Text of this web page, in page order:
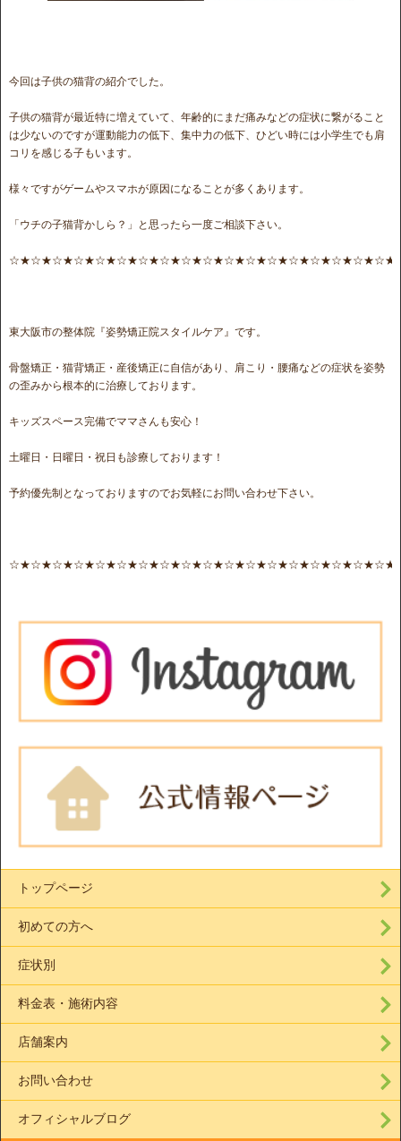
今回は子供の猫背の紹介でした。
子供の猫背が最近特に増えていて、年齢的にまだ痛みなどの症状に繋がること
は少ないのですが運動能力の低下、集中力の低下、ひどい時には小学生でも肩
コリを感じる子もいます。
様々ですがゲームやスマホが原因になることが多くあります。
「ウチの子猫背かしら？」と思ったら一度ご相談下さい。
東大阪市の整体院『姿勢矯正院スタイルケア』です。
骨盤矯正・猫背矯正・産後矯正に自信があり、肩こり・腰痛などの症状を姿勢
の歪みから根本的に治療しております。
キッズスペース完備でママさんも安心！
土曜日・日曜日・祝日も診療しております！
予約優先制となっておりますのでお気軽にお問い合わせ下さい。
トップページ
初めての方へ
症状別
料金表・施術内容
店舗案内
お問い合わせ
オフィシャルブログ